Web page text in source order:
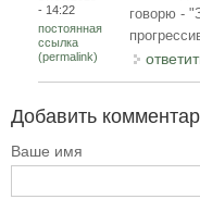
- 14:22
постоянная
ссылка
(permalink)
говорю -
Добавить
Ваше имя